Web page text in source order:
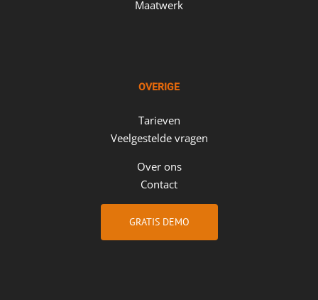
Maatwerk
OVERIGE
Tarieven
Veelgestelde vragen
Over ons
Contact
GRATIS DEMO